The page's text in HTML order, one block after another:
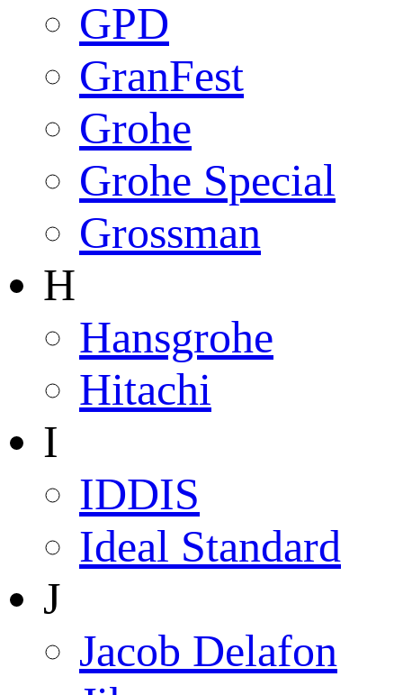
GPD
GranFest
Grohe
Grohe Special
Grossman
H
Hansgrohe
Hitachi
I
IDDIS
Ideal Standard
J
Jacob Delafon